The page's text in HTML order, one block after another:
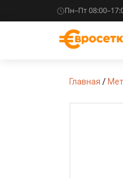
Пн–Пт
Главная /